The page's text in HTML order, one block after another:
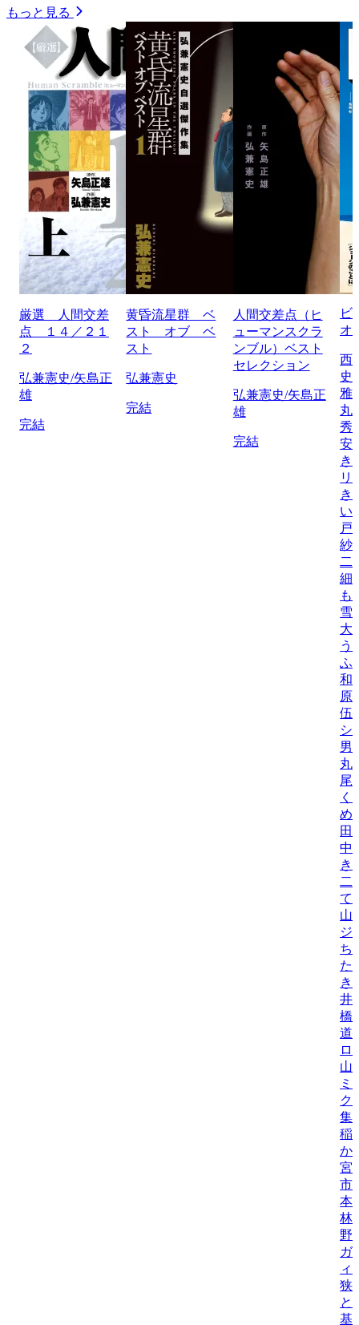
もっと見る
厳選 人間交差
点 １４／２１
２
弘兼憲史/矢島正
雄
完結
黄昏流星群 ベ
スト オブ ベ
スト
弘兼憲史
完結
人間交差点（ヒ
ューマンスクラ
ンブル）ベスト
セレクション
弘兼憲史/矢島正
雄
完結
ビ
オ
西
史
雅
丸
秀
安
き
リ
き
い
戸
紗/
二
細
も
雪
大
う
ふ
和
原
伍/
シ
男
丸
尾
く
め
田
中
き
二
て
山
ジ
ち
た
き
井
橋
道
ロ
山
ミ
ク
集
稲
か
宮
市
本
林
野
ガ
ィ
狭
と
基